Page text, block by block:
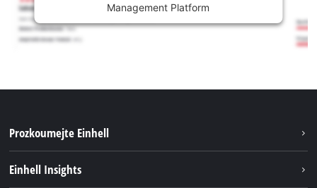
Management Platform
Prozkoumejte Einhell
Einhell Insights